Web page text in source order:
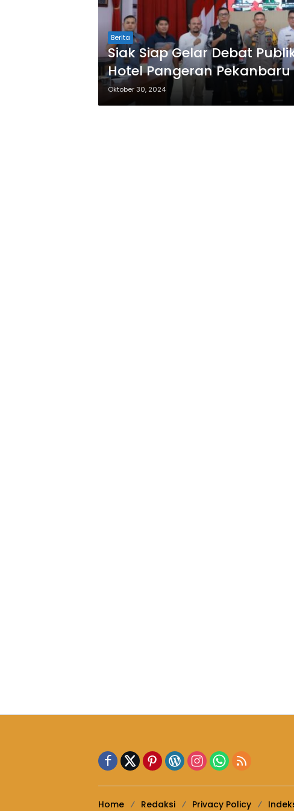
Berita
Siak Siap Gelar Debat
Hotel Pangeran Pekanbaru
Oktober 30, 2024
Home Redaksi Privacy Policy